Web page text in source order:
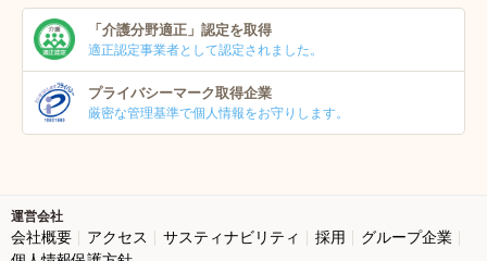
「介護分野適正」 認定を取得
適正認定事業者として認定されました。
プライバシーマーク取得企業
厳密な管理基準で個人情報をお守りします。
運営会社
会社概要 アクセス サスティナビリティ 採用
グループ企業